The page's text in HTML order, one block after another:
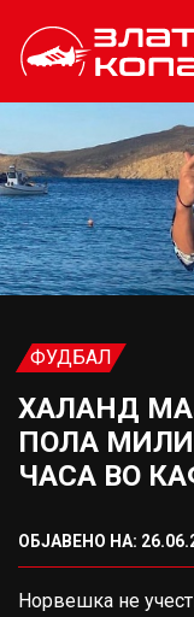
ФУДБАЛ
ХАЛАНД
ПОЛА
ЧАСА ВО
ОБЈАВЕНО НА:
Норвешка не